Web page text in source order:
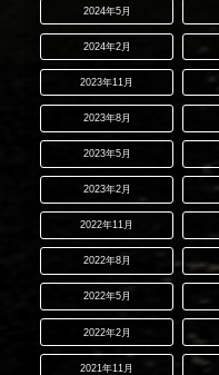
2024年5月
2024年2月
2023年11月
2023年8月
2023年5月
2023年2月
2022年11月
2022年8月
2022年5月
2022年2月
2021年11月